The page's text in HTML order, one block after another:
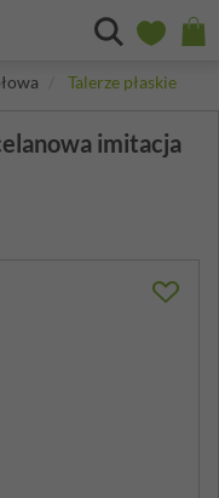
Talerze płaskie
imitacja